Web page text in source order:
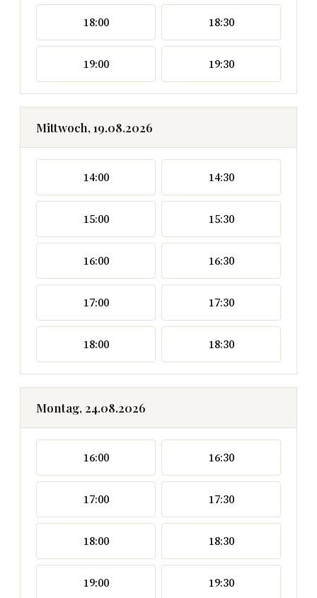
18:00 18:30
19:00 19:30
Mittwoch, 19.08.2026
14:00 14:30
15:00 15:30
16:00 16:30
17:00 17:30
18:00 18:30
Montag, 24.08.2026
16:00 16:30
17:00 17:30
18:00 18:30
19:00 19:30